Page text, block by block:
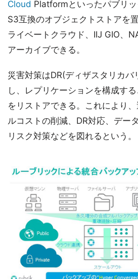
Cloud Platformといったパブリッ
S3互換のオブジェクトストアを
ライベートクラウド、IIJ GIO、
アーカイブできる。
災害対策はDR(ディザスタリカバ
し、レプリケーションを構成す
をリストアできる。これにより
ルコストの削減、DR対応、デー
リスク対策などを図れるという。